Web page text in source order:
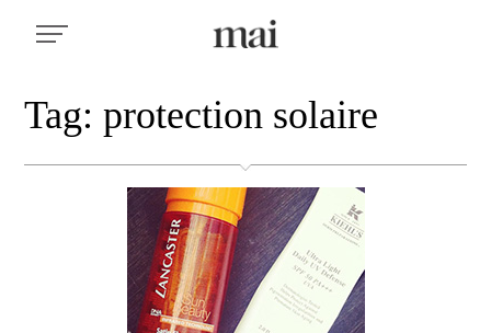
Tag: protection solaire